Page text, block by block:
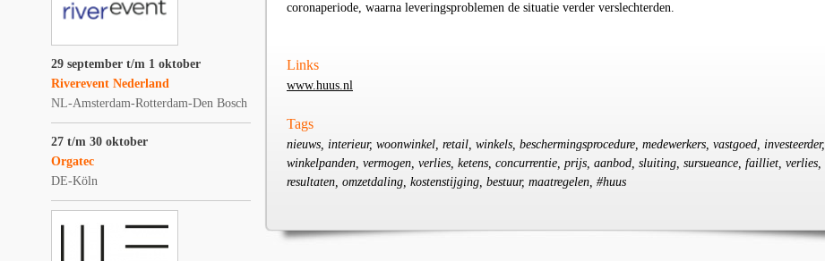
29 september t/m 1 oktober
Riverevent Nederland
NL-Amsterdam-Rotterdam-Den Bosch
27 t/m 30 oktober
Orgatec
DE-Köln
coronaperiode, waarna leveringsproblemen de situatie verder verslechterden.
Links
www.huus.nl
Tags
nieuws, interieur, woonwinkel, retail, winkels, beschermingsprocedure, medewerkers, vastgoed, investeerder,
winkelpanden, vermogen, verlies, ketens, concurrentie, prijs, aanbod, sluiting, sursueance, failliet, verlies,
resultaten, omzetdaling, kostenstijging, bestuur, maatregelen, #huus